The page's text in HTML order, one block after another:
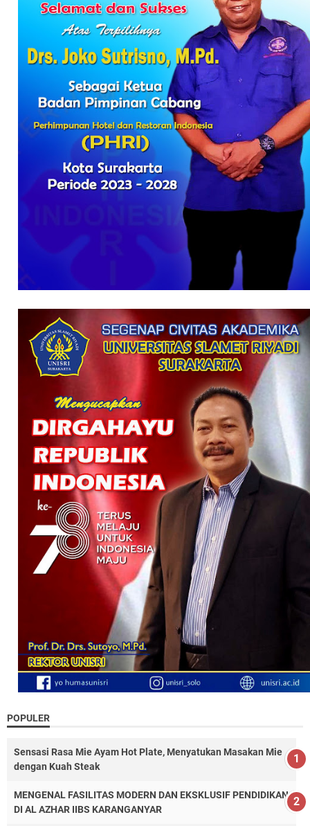
POPULER
Sensasi Rasa Mie Ayam Hot Plate, Menyatukan Masakan Mie
dengan Kuah Steak
MENGENAL FASILITAS MODERN DAN EKSKLUSIF PENDIDIKAN
DI AL AZHAR IIBS KARANGANYAR